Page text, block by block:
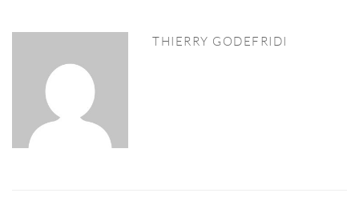
THIERRY GODEFRIDI